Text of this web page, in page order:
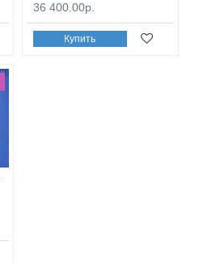
36 400.00р.
Купить